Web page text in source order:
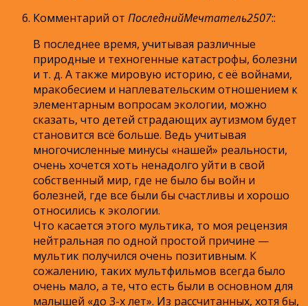
Комментарий от ПоследнийМечтатель2507::
В последнее время, учитывая различные
природные и техногенные катастрофы, болезни
и т. д. А также мировую историю, с её войнами,
мракобесием и наплевательским отношением к
элементарным вопросам экологии, можно
сказать, что детей страдающих аутизмом будет
становится всё больше. Ведь учитывая
многочисленные минусы «нашей» реальности,
очень хочется хоть ненадолго уйти в свой
собственный мир, где не было бы войн и
болезней, где все были бы счастливы и хорошо
относились к экологии.
Что касается этого мультика, то моя рецензия
нейтральная по одной простой причине —
мультик получился очень позитивным. К
сожалению, таких мультфильмов всегда было
очень мало, а те, что есть были в основном для
малышей «до 3-х лет». Из рассчитанных, хотя бы,